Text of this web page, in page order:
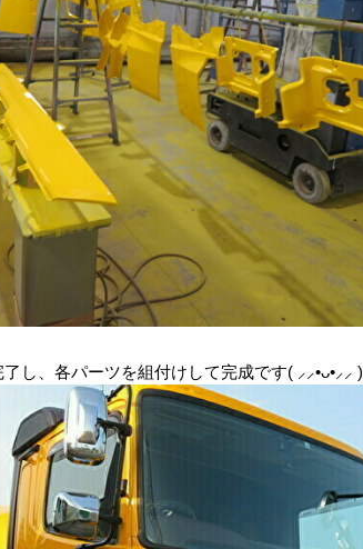
し、各パーツを組付けして完成です( ⸝⸝•ᴗ•⸝⸝ )